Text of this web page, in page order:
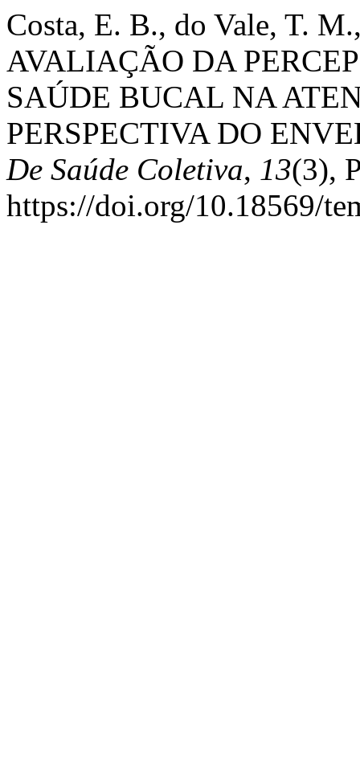
Costa, E. B., do Vale, T.
AVALIAÇÃO DA
SAÚDE BUCAL NA
PERSPECTIVA DO
De Saúde Coletiva, 13(3),
https://doi.org/10.18569/